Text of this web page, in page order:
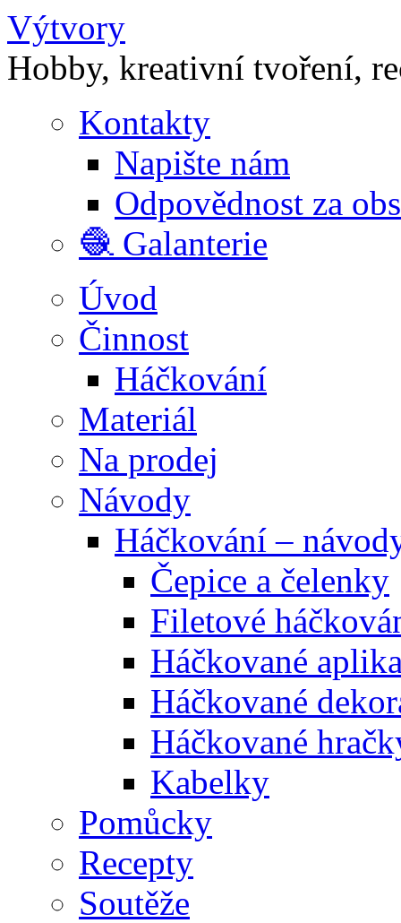
Výtvory
Hobby, kreativní tvoření,
Kontakty
Napište nám
Odpovědnost za
🧶 Galanterie
Úvod
Činnost
Háčkování
Materiál
Na prodej
Návody
Háčkování –
Čepice a čelenky
Filetové
Háčkované
Háčkované
Háčkované
Kabelky
Pomůcky
Recepty
Soutěže